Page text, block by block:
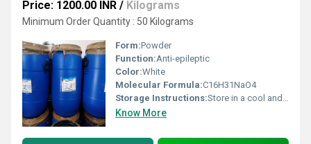
Price: 1200.00 INR / Kilograms
Minimum Order Quantity : 50 Kilograms
Form:Powder
Function:Anti-epileptic
Color:White
Molecular Formula:C16H31NaO4
Storage Instructions:Store in a cool and dry place
Know More